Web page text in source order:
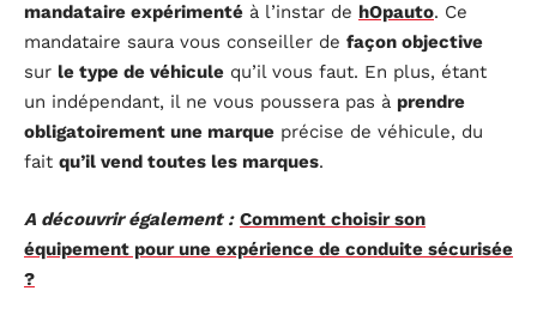
mandataire expérimenté à l’instar de hOpauto. Ce
mandataire saura vous conseiller de façon objective
sur le type de véhicule qu’il vous faut. En plus, étant
un indépendant, il ne vous poussera pas à prendre
obligatoirement une marque précise de véhicule, du
fait qu’il vend toutes les marques.
A découvrir également : Comment choisir son
équipement pour une expérience de conduite sécurisée
?